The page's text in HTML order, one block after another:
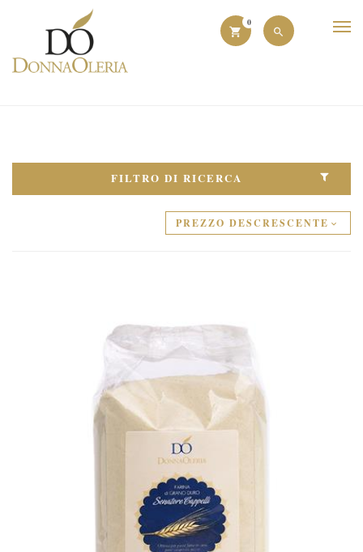
0
FILTRO DI RICERCA
PREZZO DESCRESCENTE